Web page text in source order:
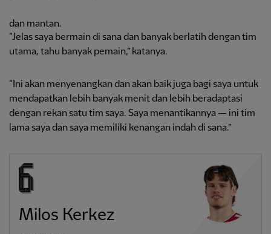
dan mantan.
“Jelas saya bermain di sana dan banyak berlatih dengan tim
utama, tahu banyak pemain,” katanya.
“Ini akan menyenangkan dan akan baik juga bagi saya untuk
mendapatkan lebih banyak menit dan lebih beradaptasi
dengan rekan satu tim saya. Saya menantikannya — ini tim
lama saya dan saya memiliki kenangan indah di sana.”
Milos Kerkez